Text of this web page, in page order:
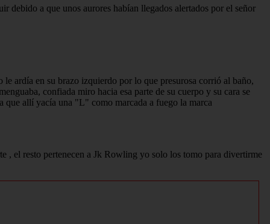
debido a que unos aurores habían llegados alertados por el señor
ardía en su brazo izquierdo por lo que presurosa corrió al baño,
confiada miro hacia esa parte de su cuerpo y su cara se
que allí yacía una "L" como marcada a fuego la marca
, el resto pertenecen a Jk Rowling yo solo los tomo para divertirme